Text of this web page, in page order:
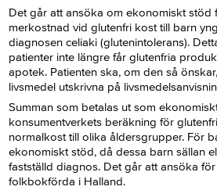
Det går att ansöka om ekonomiskt stöd
merkostnad vid glutenfri kost till barn
diagnosen celiaki (glutenintolerans).
patienter inte längre får glutenfria
apotek. Patienten ska, om den så
livsmedel utskrivna på
Summan som betalas ut som
konsumentverkets beräkning för
normalkost till olika åldersgrupper. För
ekonomiskt stöd, då dessa barn sällan
fastställd diagnos. Det går att ansöka
folkbokförda i Halland.